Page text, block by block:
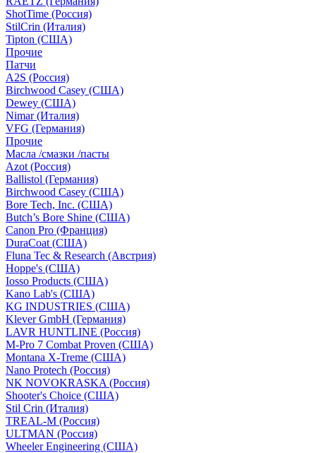
ShotTime (Россия)
StilCrin (Италия)
Tipton (США)
Прочие
Патчи
A2S (Россия)
Birchwood Casey (США)
Dewey (США)
Nimar (Италия)
VFG (Германия)
Прочие
Масла /смазки /пасты
Azot (Россия)
Ballistol (Германия)
Birchwood Casey (США)
Bore Tech, Inc. (США)
Butch’s Bore Shine (СШA)
Canon Pro (Франция)
DuraCoat (США)
Fluna Tec & Research (Австрия)
Hoppe's (США)
Iosso Products (США)
Kano Lab's (США)
KG INDUSTRIES (США)
Klever GmbH (Германия)
LAVR HUNTLINE (Россия)
M-Pro 7 Combat Proven (СШA)
Montana X-Treme (США)
Nano Protech (Россия)
NK NOVOKRASKA (Россия)
Shooter's Choice (СШA)
Stil Crin (Италия)
TREAL-M (Россия)
ULTMAN (Россия)
Wheeler Engineering (СШA)